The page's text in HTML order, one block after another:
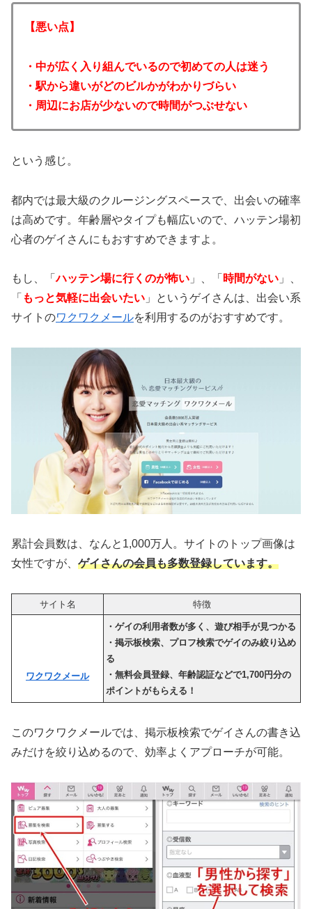
【悪い点】
・中が広く入り組んでいるので初めての人は迷う
・駅から違いがどのビルかがわかりづらい
・周辺にお店が少ないので時間がつぶせない
という感じ。
都内では最大級のクルージングスペースで、出会いの確率
は高めです。年齢層やタイプも幅広いので、ハッテン場初
心者のゲイさんにもおすすめできますよ。
もし、「ハッテン場に行くのが怖い 」、「 時間がない 」、
「 もっと気軽に出会いたい 」というゲイさんは、出会い系
サイトのワクワクメールを利用するのがおすすめです。
累計会員数は、なんと1,000万人。サイトのトップ画像は
女性ですが、 ゲイさんの会員も多数登録しています。
サイト名 特徴
ワクワクメール
・ゲイの利用者数が多く、遊び相手が見つかる
・掲示板検索、プロフ検索でゲイのみ絞り込め
る
・無料会員登録、年齢認証などで1,700円分の
ポイントがもらえる！
このワクワクメールでは、掲示板検索でゲイ さんの書き込
みだけを絞り込めるので、効率よくアプローチが可能。